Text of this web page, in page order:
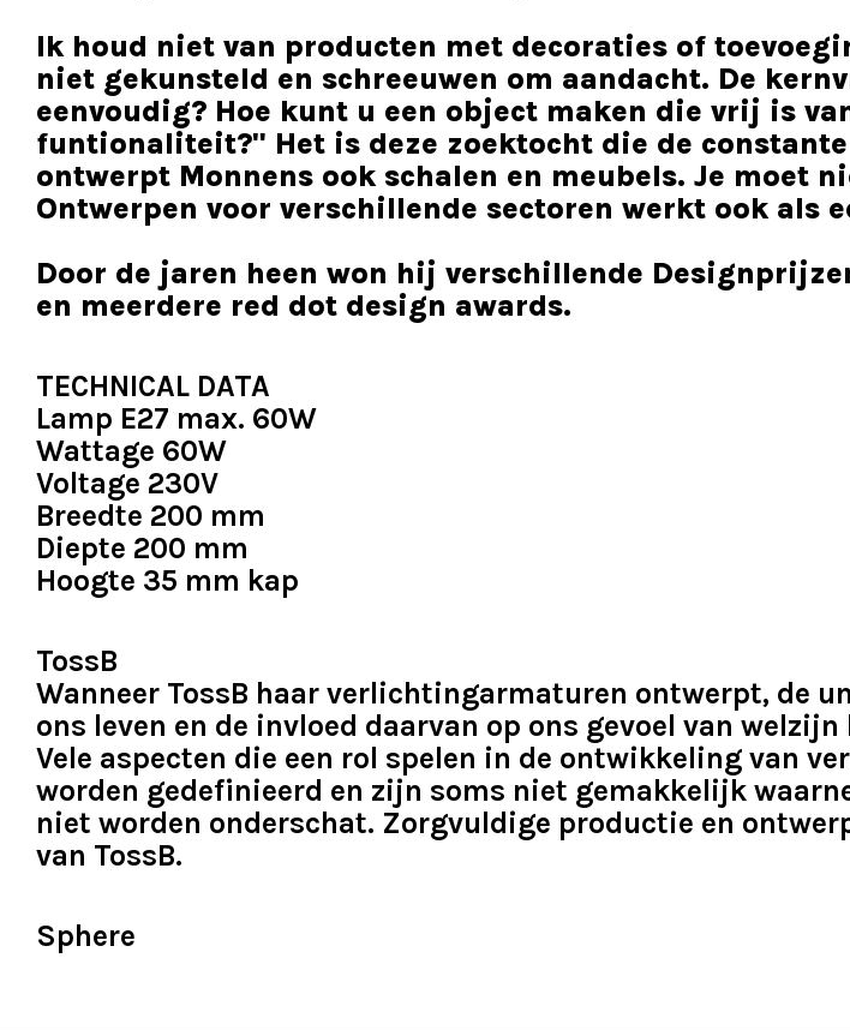
Ik houd niet van producten met decoraties of
niet gekunsteld en schreeuwen om aandacht. De
eenvoudig? Hoe kunt u een object maken die vrij is
funtionaliteit?" Het is deze zoektocht die de
ontwerpt Monnens ook schalen en meubels. Je moet
Ontwerpen voor verschillende sectoren werkt ook als
Door de jaren heen won hij verschillende
en meerdere red dot design awards.
TECHNICAL DATA
Lamp E27 max. 60W
Wattage 60W
Voltage 230V
Breedte 200 mm
Diepte 200 mm
Hoogte 35 mm kap
TossB
Wanneer TossB haar verlichtingarmaturen ontwerpt, de
ons leven en de invloed daarvan op ons gevoel van
Vele aspecten die een rol spelen in de ontwikkeling van
worden gedefinieerd en zijn soms niet gemakkelijk
niet worden onderschat. Zorgvuldige productie en
van TossB.
Sphere